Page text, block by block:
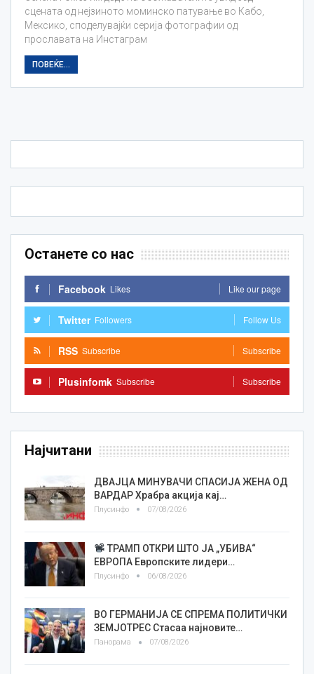
сцената од нејзиното моминско патување во Кабо,
Мексико, споделувајќи серија фотографии од
прославата на Инстаграм
ПОВЕЌЕ...
Останете со нас
Facebook Likes Like our page
Twitter Followers Follow Us
RSS Subscribe Subscribe
Plusinfomk Subscribe Subscribe
Најчитани
ДВАЈЦА МИНУВАЧИ СПАСИЈА ЖЕНА ОД
ВАРДАР Храбра акција кај…
Плусинфо 07/08/2026
ТРАМП ОТКРИ ШТО ЈА „УБИВА“
ЕВРОПА Европските лидери…
Плусинфо 06/08/2026
ВО ГЕРМАНИЈА СЕ СПРЕМА ПОЛИТИЧКИ
ЗЕМЈОТРЕС Стасаа најновите…
Панорама 07/08/2026